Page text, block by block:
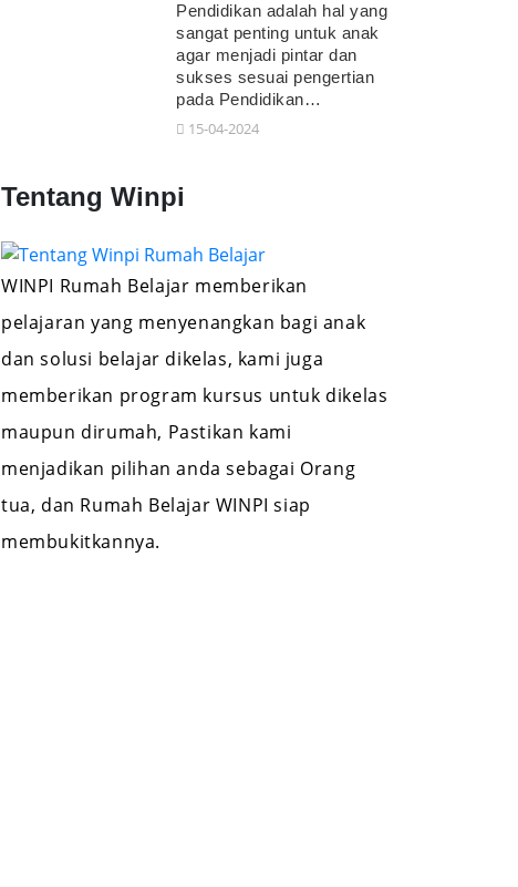
Pendidikan adalah hal yang
sangat penting untuk anak
agar menjadi pintar dan
sukses sesuai pengertian
pada Pendidikan…
15-04-2024
Tentang Winpi
WINPI Rumah Belajar memberikan
pelajaran yang menyenangkan bagi anak
dan solusi belajar dikelas, kami juga
memberikan program kursus untuk dikelas
maupun dirumah, Pastikan kami
menjadikan pilihan anda sebagai Orang
tua, dan Rumah Belajar WINPI siap
membukitkannya.